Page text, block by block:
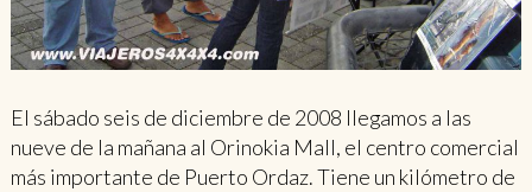
El sábado seis de diciembre de 2008 llegamos a las
nueve de la mañana al Orinokia Mall, el centro comercial
más importante de Puerto Ordaz. Tiene un kilómetro de